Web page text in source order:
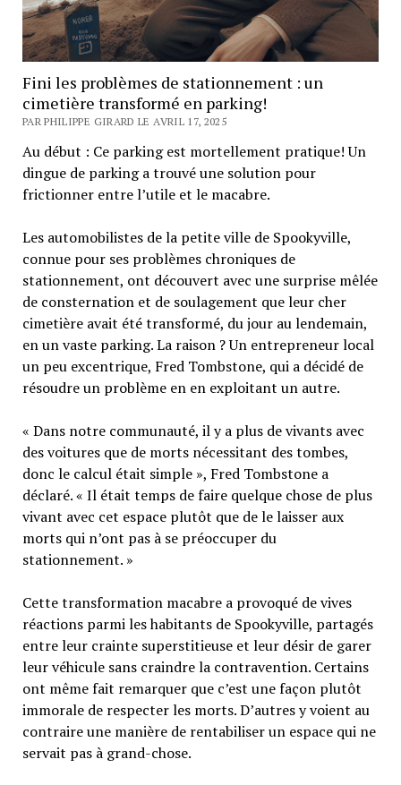
Fini les problèmes de stationnement : un
cimetière transformé en parking!
PAR PHILIPPE GIRARD LE AVRIL 17, 2025
Au début : Ce parking est mortellement pratique! Un
dingue de parking a trouvé une solution pour
frictionner entre l’utile et le macabre.
Les automobilistes de la petite ville de Spookyville,
connue pour ses problèmes chroniques de
stationnement, ont découvert avec une surprise mêlée
de consternation et de soulagement que leur cher
cimetière avait été transformé, du jour au lendemain,
en un vaste parking. La raison ? Un entrepreneur local
un peu excentrique, Fred Tombstone, qui a décidé de
résoudre un problème en en exploitant un autre.
« Dans notre communauté, il y a plus de vivants avec
des voitures que de morts nécessitant des tombes,
donc le calcul était simple », Fred Tombstone a
déclaré. « Il était temps de faire quelque chose de plus
vivant avec cet espace plutôt que de le laisser aux
morts qui n’ont pas à se préoccuper du
stationnement. »
Cette transformation macabre a provoqué de vives
réactions parmi les habitants de Spookyville, partagés
entre leur crainte superstitieuse et leur désir de garer
leur véhicule sans craindre la contravention. Certains
ont même fait remarquer que c’est une façon plutôt
immorale de respecter les morts. D’autres y voient au
contraire une manière de rentabiliser un espace qui ne
servait pas à grand-chose.